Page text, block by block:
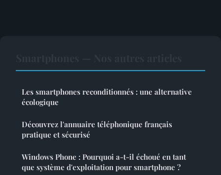
Les smartphones reconditionnés : une alternative
écologique
Découvrez l'annuaire téléphonique français
pratique et sécurisé
Windows Phone : Pourquoi a-t-il échoué en tant
que système d'exploitation pour smartphone ?